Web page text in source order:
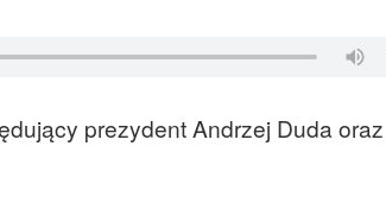
prezydent Andrzej Duda oraz